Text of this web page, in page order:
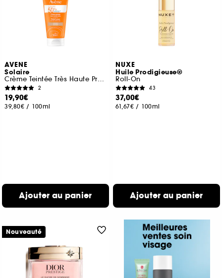
AVENE
Solaire
Crème Teintée Très Haute Protection SPF50+
2
19,90€
39,80€ / 100ml
Ajouter au panier
NUXE
Huile Prodigieuse®
Roll-On
43
37,00€
61,67€ / 100ml
Ajouter au panier
Nouveauté